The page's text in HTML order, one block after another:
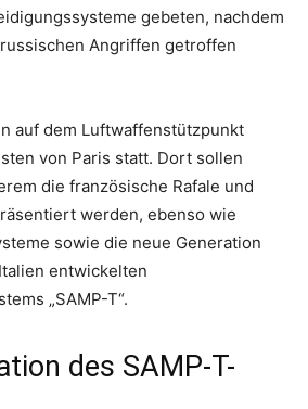
gebeten, nachdem
Angriffen getroffen
auf dem Luftwaffenstützpunkt
von Paris statt. Dort sollen
die französische Rafale und
werden, ebenso wie
sowie die neue Generation
entwickelten
„SAMP-T“.
des SAMP-T-